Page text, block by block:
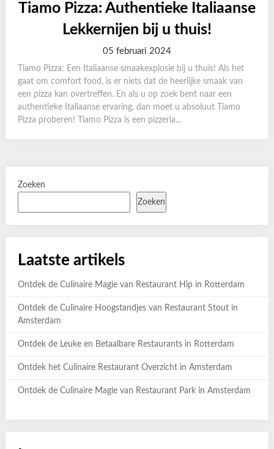
Tiamo Pizza: Authentieke Italiaanse
Lekkernijen bij u thuis!
05 februari 2024
Tiamo Pizza: Een Italiaanse smaakexplosie bij u thuis! Als het
gaat om comfort food, is er niets dat de heerlijke smaak van
een pizza kan overtreffen. En als u op zoek bent naar een
authentieke Italiaanse ervaring, dan moet u absoluut Tiamo
Pizza proberen! Tiamo Pizza is een pizzeria...
Zoeken
Zoeken
Laatste artikels
Ontdek de Culinaire Magie van Restaurant Hip in Rotterdam
Ontdek de Culinaire Hoogstandjes van Restaurant Stout in
Amsterdam
Ontdek de Leuke en Betaalbare Restaurants in Rotterdam
Ontdek het Culinaire Restaurant Overzicht in Amsterdam
Ontdek de Culinaire Magie van Restaurant Park in Amsterdam